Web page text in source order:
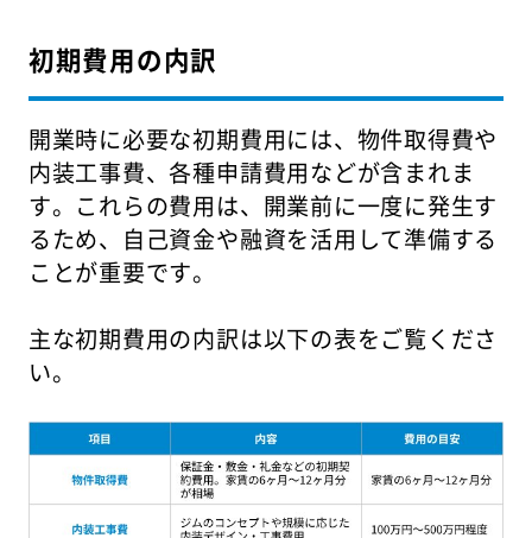
初期費用の内訳
開業時に必要な初期費用には、物件取得費や
内装工事費、各種申請費用などが含まれま
す。これらの費用は、開業前に一度に発生す
るため、自己資金や融資を活用して準備する
ことが重要です。
主な初期費用の内訳は以下の表をご覧くださ
い。